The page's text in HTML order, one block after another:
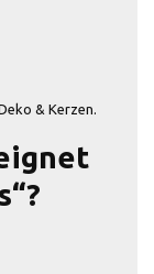
& Kerzen.